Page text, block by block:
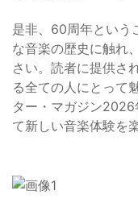
是非、60周年という
な音楽の歴史に触れ
さい。読者に提供さ
る全ての人にとって
ター・マガジン
て新しい音楽体験を